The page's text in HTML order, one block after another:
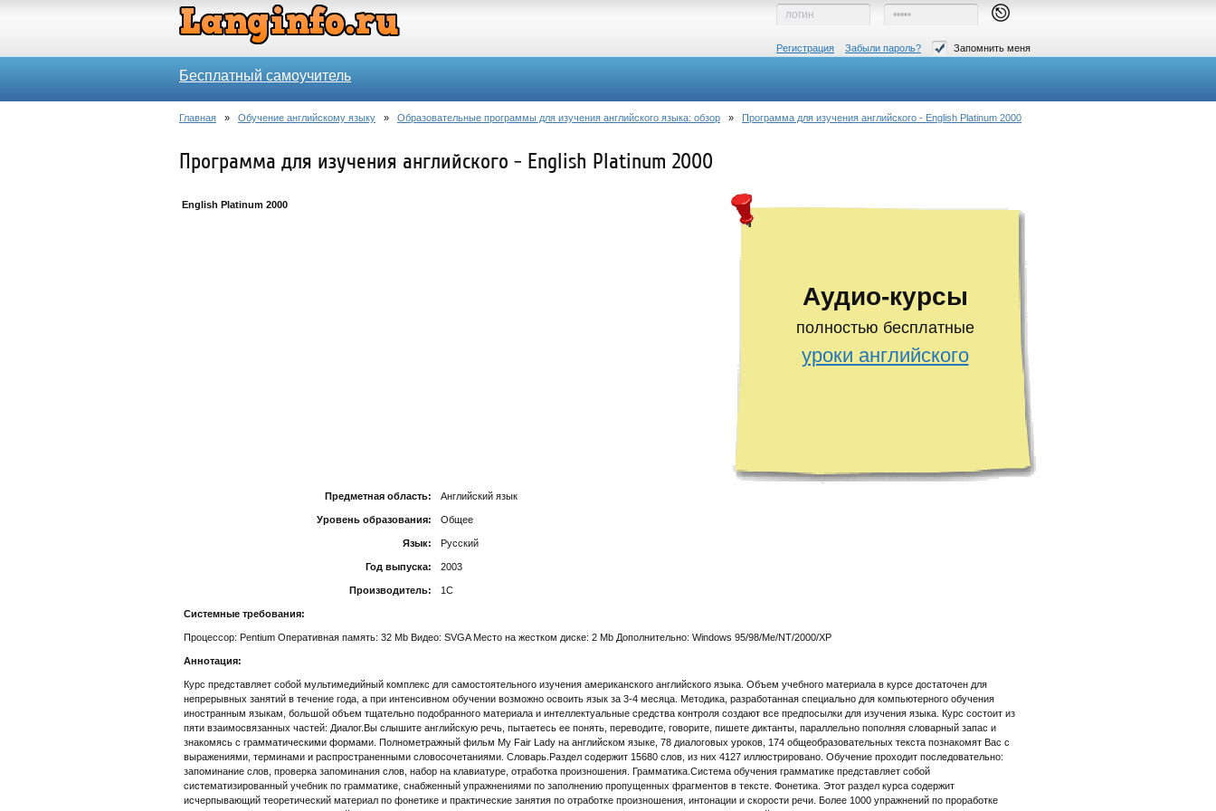
Регистрация Забыли пароль? Запомнить меня
Бесплатный самоучитель
Главная » Обучение английскому языку » Образовательные программы для изучения английского языка: обзор » Программа для изучения английского - English Platinum 2000
Программа для изучения английского - English Platinum 2000
Аудио-курсы
полностью бесплатные
уроки английского
English Platinum 2000
Предметная область: Английский язык
Уровень образования: Общее
Язык: Русский
Год выпуска: 2003
Производитель: 1C
Системные требования:
Процессор: Pentium Оперативная память: 32 Mb Видео: SVGA Место на жестком диске: 2 Mb Дополнительно: Windows 95/98/Me/NT/2000/XP
Аннотация:
Курс представляет собой мультимедийный комплекс для самостоятельного изучения американского английского языка. Объем учебного материала в курсе достаточен для
непрерывных занятий в течение года, а при интенсивном обучении возможно освоить язык за 3-4 месяца. Методика, разработанная специально для компьютерного обучения
иностранным языкам, большой объем тщательно подобранного материала и интеллектуальные средства контроля создают все предпосылки для изучения языка. Курс состоит из
пяти взаимосвязанных частей: Диалог.Вы слышите английскую речь, пытаетесь ее понять, переводите, говорите, пишете диктанты, параллельно пополняя словарный запас и
знакомясь с грамматическими формами. Полнометражный фильм My Fair Lady на английском языке, 78 диалоговых уроков, 174 общеобразовательных текста познакомят Вас с
выражениями, терминами и распространенными словосочетаниями. Словарь.Раздел содержит 15680 слов, из них 4127 иллюстрировано. Обучение проходит последовательно:
запоминание слов, проверка запоминания слов, набор на клавиатуре, отработка произношения. Грамматика.Система обучения грамматике представляет собой
систематизированный учебник по грамматике, снабженный упражнениями по заполнению пропущенных фрагментов в тексте. Фонетика. Этот раздел курса содержит
исчерпывающий теоретический материал по фонетике и практические занятия по отработке произношения, интонации и скорости речи. Более 1000 упражнений по проработке